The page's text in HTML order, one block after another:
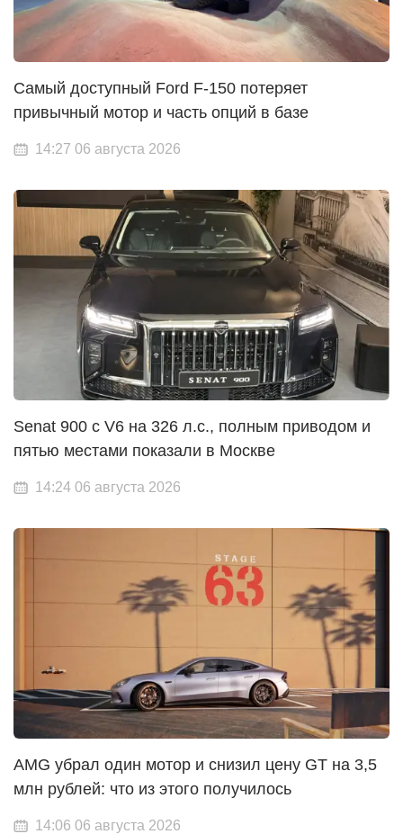
Самый доступный Ford F-150 потеряет
привычный мотор и часть опций в базе
14:27 06 августа 2026
Senat 900 с V6 на 326 л.с., полным приводом и
пятью местами показали в Москве
14:24 06 августа 2026
AMG убрал один мотор и снизил цену GT на 3,5
млн рублей: что из этого получилось
14:06 06 августа 2026